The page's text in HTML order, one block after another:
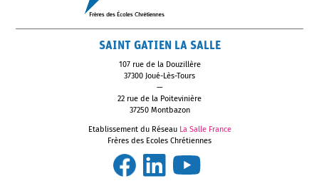
SAINT GATIEN LA SALLE
107 rue de la Douzillère
37300 Joué-Lès-Tours
—
22 rue de la Poitevinière
37250 Montbazon
Etablissement du Réseau La Salle France
Frères des Ecoles Chrétiennes